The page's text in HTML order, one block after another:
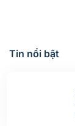
Tin nổi bật